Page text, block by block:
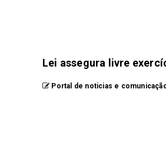
Lei assegura livre
Portal de noticias e